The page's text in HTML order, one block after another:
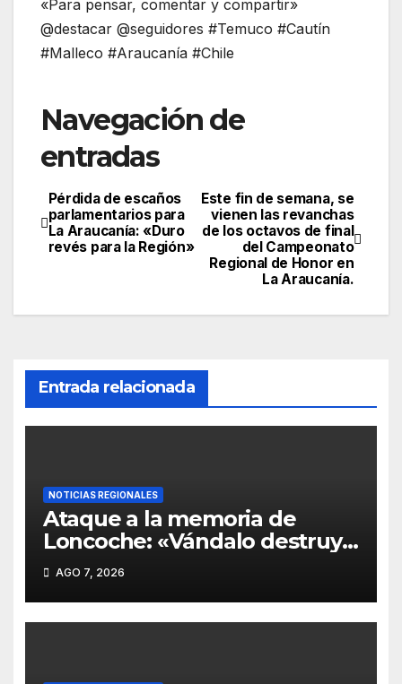
«Para pensar, comentar y compartir»
@destacar @seguidores #Temuco #Cautín
#Malleco #Araucanía #Chile
Navegación de
entradas
Este fin de semana, se
vienen las revanchas
de los octavos de final
del Campeonato
Regional de Honor en
La Araucanía.
Pérdida de escaños
parlamentarios para
La Araucanía: «Duro
revés para la Región»
Entrada relacionada
NOTICIAS REGIONALES
Ataque a la memoria de
Loncoche: «Vándalo destruye
14 nichos con objetos
contundentes y el municipio
exige cárcel».
AGO 7, 2026